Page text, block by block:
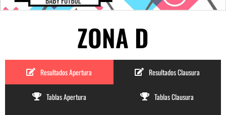
ZONA D
Resultados Apertura Resultados Clausura
Tablas Apertura Tablas Clausura